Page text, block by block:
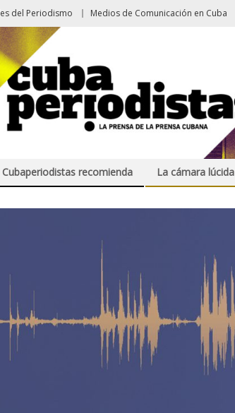
del Periodismo Medios de Comunicación en Cuba
Cubaperiodistas recomienda La cámara lúcida